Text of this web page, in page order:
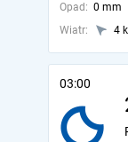
Opad: 0 mm
Wiatr:
4
03:00